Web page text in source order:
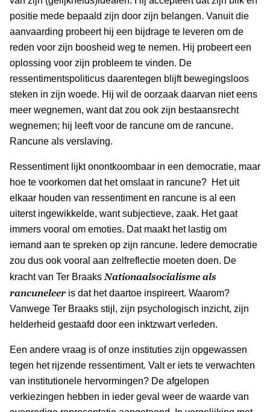
positie mede bepaald zijn door zijn belangen. Vanuit die
aanvaarding probeert hij een bijdrage te leveren om de
reden voor zijn boosheid weg te nemen. Hij probeert een
oplossing voor zijn probleem te vinden. De
ressentimentspoliticus daarentegen blijft bewegingsloos
steken in zijn woede. Hij wil de oorzaak daarvan niet eens
meer wegnemen, want dat zou ook zijn bestaansrecht
wegnemen; hij leeft voor de rancune om de rancune.
Rancune als verslaving.
Ressentiment lijkt onontkoombaar in een democratie, maar
hoe te voorkomen dat het omslaat in rancune? Het uit
elkaar houden van ressentiment en rancune is al een
uiterst ingewikkelde, want subjectieve, zaak. Het gaat
immers vooral om emoties. Dat maakt het lastig om
iemand aan te spreken op zijn rancune. Iedere democratie
zou dus ook vooral aan zelfreflectie moeten doen. De
kracht van Ter Braaks Nationaalsocialisme als
rancuneleer is dat het daartoe inspireert. Waarom?
Vanwege Ter Braaks stijl, zijn psychologisch inzicht, zijn
helderheid gestaafd door een inktzwart verleden.
Een andere vraag is of onze instituties zijn opgewassen
tegen het rijzende ressentiment. Valt er iets te verwachten
van institutionele hervormingen? De afgelopen
verkiezingen hebben in ieder geval weer de waarde van